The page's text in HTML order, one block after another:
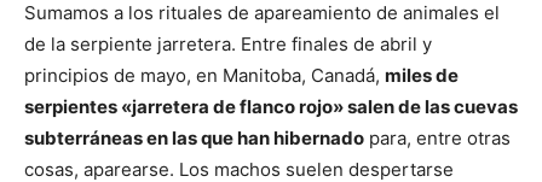
Sumamos a los rituales de apareamiento de animales el
de la serpiente jarretera. Entre finales de abril y
principios de mayo, en Manitoba, Canadá, miles de
serpientes «jarretera de flanco rojo» salen de las cuevas
subterráneas en las que han hibernado para, entre otras
cosas, aparearse. Los machos suelen despertarse